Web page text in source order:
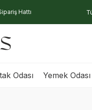
Hattı
Odası Yemek Odası